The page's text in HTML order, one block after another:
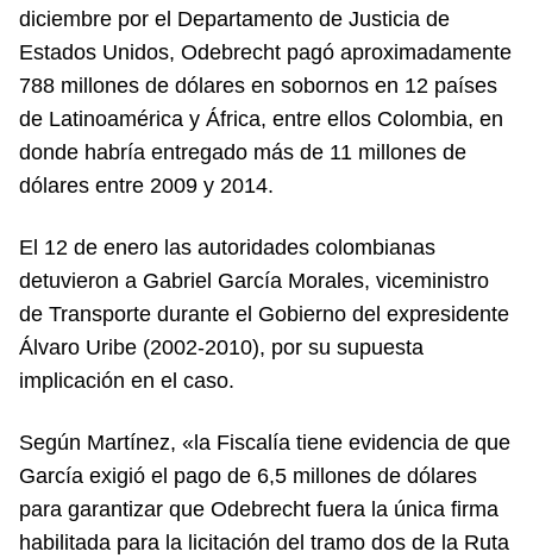
diciembre por el Departamento de Justicia de
Estados Unidos, Odebrecht pagó aproximadamente
788 millones de dólares en sobornos en 12 países
de Latinoamérica y África, entre ellos Colombia, en
donde habría entregado más de 11 millones de
dólares entre 2009 y 2014.
El 12 de enero las autoridades colombianas
detuvieron a Gabriel García Morales, viceministro
de Transporte durante el Gobierno del expresidente
Álvaro Uribe (2002-2010), por su supuesta
implicación en el caso.
Según Martínez, «la Fiscalía tiene evidencia de que
García exigió el pago de 6,5 millones de dólares
para garantizar que Odebrecht fuera la única firma
habilitada para la licitación del tramo dos de la Ruta